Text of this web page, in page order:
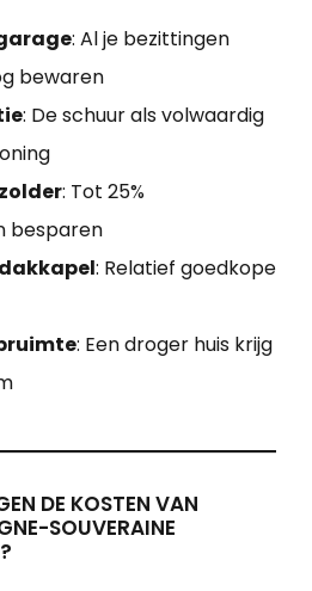
: Al je bezittingen
bewaren
: De schuur als volwaardig
: Tot 25%
besparen
: Relatief goedkope
: Een droger huis krijg
DE KOSTEN VAN
SOUVERAINE